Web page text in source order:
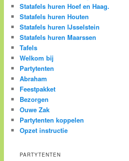
Statafels huren Hoef en Haag.
Statafels huren Houten
Statafels huren IJsselstein
Statafels huren Maarssen
Tafels
Welkom bij
Partytenten
Abraham
Feestpakket
Bezorgen
Ouwe Zak
Partytenten koppelen
Opzet instructie
PARTYTENTEN